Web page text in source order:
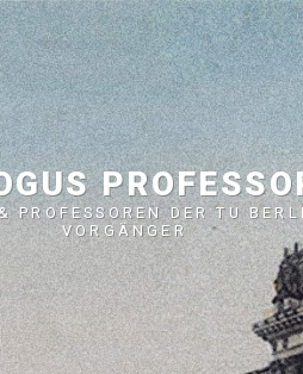
PROFESSOREN DER TU
VORGÄNGER